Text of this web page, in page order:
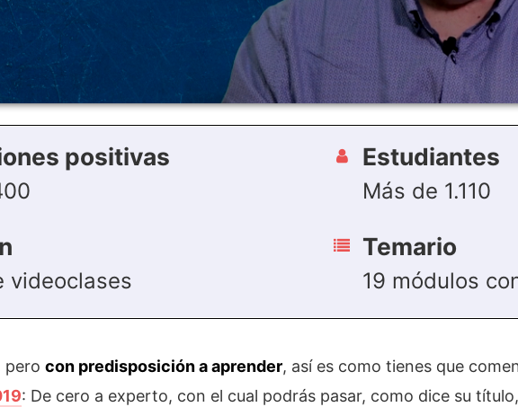
positivas
videoclases
Estudiantes
Más de 1.110
Temario
19 módulos
pero con predisposición a aprender, así es como tienes que
: De cero a experto, con el cual podrás pasar, como dice su